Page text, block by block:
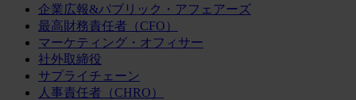
企業広報&パブリック・アフェアーズ
最高財務責任者（CFO）
マーケティング・オフィサー
社外取締役
サプライチェーン
人事責任者（CHRO）